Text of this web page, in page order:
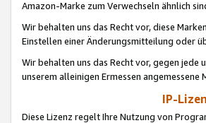
Amazon-Marke zum Verwechseln ähnlich
Wir behalten uns das Recht vor, diese
Einstellen einer Änderungsmitteilung oder
Wir behalten uns das Recht vor, gegen
unserem alleinigen Ermessen angemessene
IP-
Diese Lizenz regelt Ihre Nutzung von